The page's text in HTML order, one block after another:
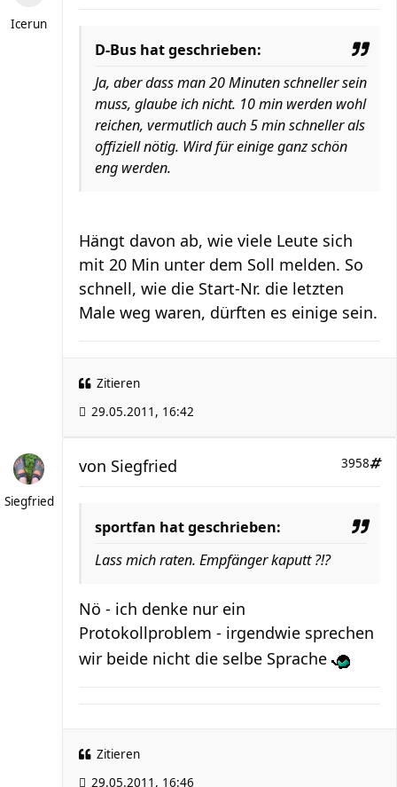
Icerun
D-Bus hat geschrieben:
Ja, aber dass man 20 Minuten schneller sein
muss, glaube ich nicht. 10 min werden wohl
reichen, vermutlich auch 5 min schneller als
offiziell nötig. Wird für einige ganz schön
eng werden.
Hängt davon ab, wie viele Leute sich
mit 20 Min unter dem Soll melden. So
schnell, wie die Start-Nr. die letzten
Male weg waren, dürften es einige sein.
Zitieren
29.05.2011, 16:42
Siegfried
3958
von Siegfried
sportfan hat geschrieben:
Lass mich raten. Empfänger kaputt ?!?
Nö - ich denke nur ein
Protokollproblem - irgendwie sprechen
wir beide nicht die selbe Sprache
Zitieren
29.05.2011, 16:46